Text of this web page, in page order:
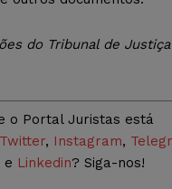
do Tribunal de Justiça
o Portal Juristas está
Twitter, Instagram,
e Linkedin? Siga-nos!